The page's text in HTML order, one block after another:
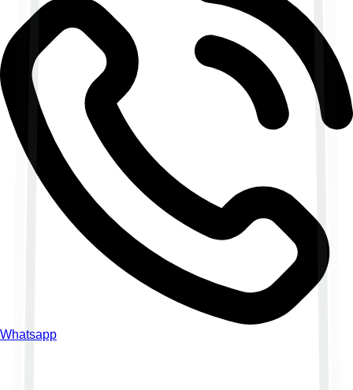
Whatsapp